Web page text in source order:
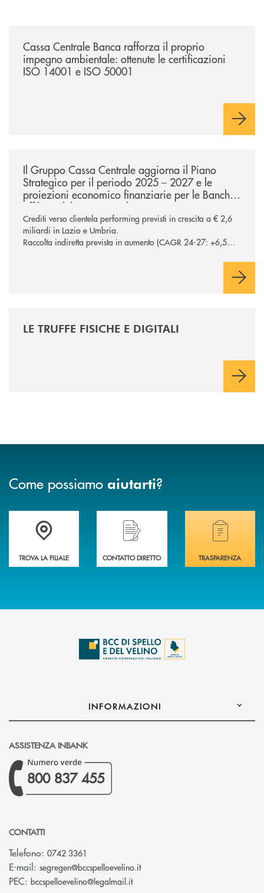
Cassa Centrale Banca rafforza il proprio
impegno ambientale: ottenute le certificazioni
ISO 14001 e ISO 50001
Il Gruppo Cassa Centrale aggiorna il Piano
Strategico per il periodo 2025 – 2027 e le
proiezioni economico finanziarie per le Banche
affiliate del Lazio e Umbria
Crediti verso clientela performing previsti in crescita a € 2,6
miliardi in Lazio e Umbria.
Raccolta indiretta prevista in aumento (CAGR 24-27: +6,5%
nel processo di diversificazione dei ricavi Potenziati a oltre €
LE TRUFFE FISICHE E DIGITALI
Come possiamo aiutarti?
Accedi all' elenco completo delle filiali della BCC di Spello e del Velino
TROVA LA FILIALE
Hai bisogno di assistenza immediata?
CONTATTO DIRETTO
Hai bisogno di
TRASPARENZA
INFORMAZIONI
ASSISTENZA INBANK
800 837 455
CONTATTI
Telefono: 0742 3361
E-mail: segregen@bccspelloevelino.it(si apre l’app di posta
PEC: bccspelloevelino@legalmail.it(si apre l’app di posta